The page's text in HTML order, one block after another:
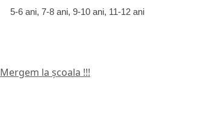
5-6 ani, 7-8 ani, 9-10 ani, 11-12 ani
Mergem la școala !!!